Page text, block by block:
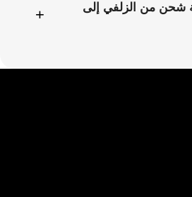
شحن من الزلفي إلى
+